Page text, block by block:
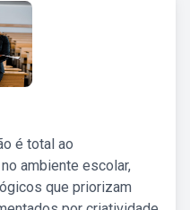
é total ao
ambiente escolar,
que priorizam